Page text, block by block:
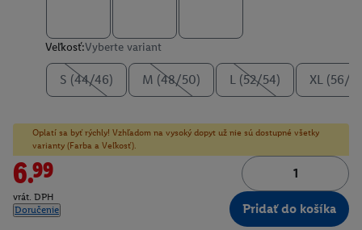
Veľkosť:Vyberte variant
S (44/46) M (48/50) L (52/54) XL (56/
Oplatí sa byť rýchly! Vzhľadom na vysoký dopyt už nie sú dostupné všetky
varianty (Farba a Veľkosť).
6.99
vrát. DPH
Doručenie
Pridať do košíka